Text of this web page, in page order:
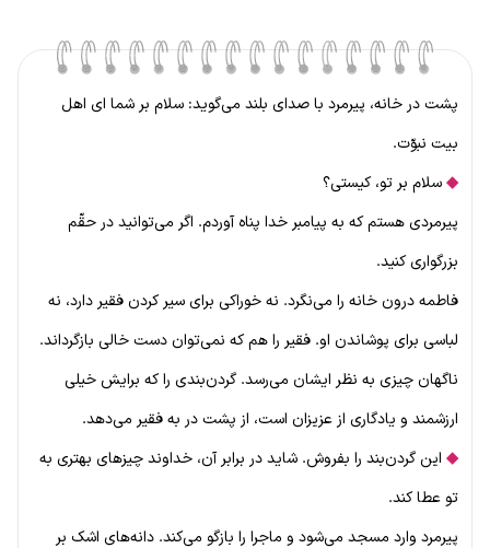
پشت در خانه، پیرمرد با صدای بلند می‌گوید: سلام بر شما ای اهل
بیت نبوّت.
◆سلام بر تو، کیستی؟
پیرمردی هستم که به پیامبر خدا پناه آوردم. اگر می‌توانید در حقّم
بزرگواری کنید.
فاطمه درون خانه را می‌نگرد. نه خوراکی برای سیر کردن فقیر دارد، نه
لباسی برای پوشاندن او. فقیر را هم که نمی‌توان دست خالی بازگرداند.
ناگهان چیزی به نظر ایشان می‌رسد. گردن‌بندی را که برایش خیلی
ارزشمند و یادگاری از عزیزان است، از پشت در به فقیر می‌دهد.
◆ این گردن‌بند را بفروش. شاید در برابر آن، خداوند چیزهای بهتری به
تو عطا کند.
پیرمرد وارد مسجد می‌شود و ماجرا را بازگو می‌کند. دانه‌های اشک بر